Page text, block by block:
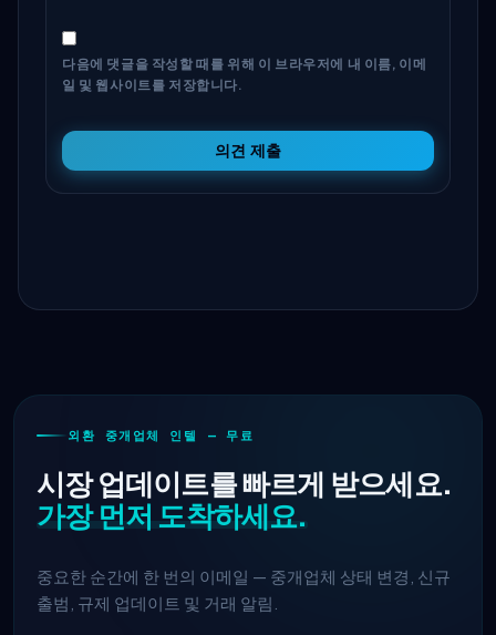
다음에 댓글을 작성할 때를 위해 이 브라우저에 내 이름, 이메
일 및 웹사이트를 저장합니다.
의견 제출
외환 중개업체 인텔 — 무료
시장 업데이트를 빠르게 받으세요.
가장 먼저 도착하세요.
중요한 순간에 한 번의 이메일 — 중개업체 상태 변경, 신규
출범, 규제 업데이트 및 거래 알림.